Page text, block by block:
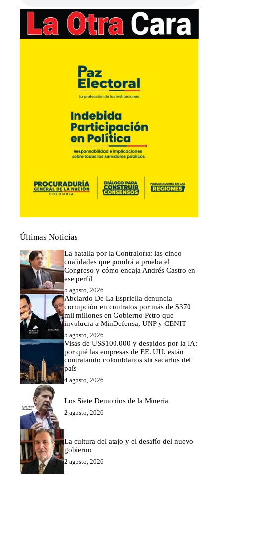
Últimas Noticias
La batalla por la Contraloría: las cinco
cualidades que pondrá a prueba el
Congreso y cómo encaja Andrés Castro en
ese perfil
5 agosto, 2026
Abelardo De La Espriella denuncia
corrupción en contratos por más de $370
mil millones en Gobierno Petro que
involucra a MinDefensa, UNP y CENIT
5 agosto, 2026
Visas de US$100.000 y despidos por la IA:
por qué las empresas de EE. UU. están
contratando colombianos sin sacarlos del
país
4 agosto, 2026
Los Siete Demonios de la Minería
2 agosto, 2026
La cultura del atajo y el desafío del nuevo
gobierno
2 agosto, 2026